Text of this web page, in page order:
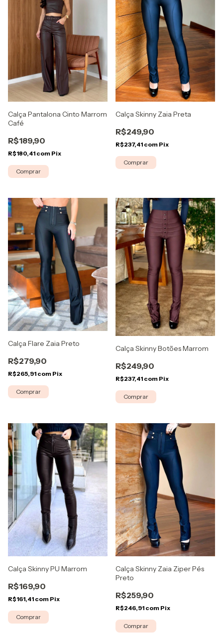
Calça Pantalona Cinto Marrom
Café
R$189,90
R$180,41 com Pix
Comprar
Calça Skinny Zaia Preta
R$249,90
R$237,41 com Pix
Comprar
Calça Flare Zaia Preto
R$279,90
R$265,91 com Pix
Comprar
Calça Skinny Botões Marrom
R$249,90
R$237,41 com Pix
Comprar
Calça Skinny PU Marrom
R$169,90
R$161,41 com Pix
Comprar
Calça Skinny Zaia Ziper Pés
Preto
R$259,90
R$246,91 com Pix
Comprar